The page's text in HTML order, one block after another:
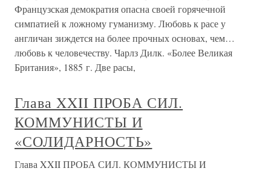
Французская демократия опасна своей горячечной
симпатией к ложному гуманизму. Любовь к расе у
англичан зиждется на более прочных основах, чем…
любовь к человечеству. Чарлз Дилк. «Более Великая
Британия», 1885 г. Две расы,
Глава XXII ПРОБА СИЛ.
КОММУНИСТЫ И
«СОЛИДАРНОСТЬ»
Глава XXII ПРОБА СИЛ. КОММУНИСТЫ И